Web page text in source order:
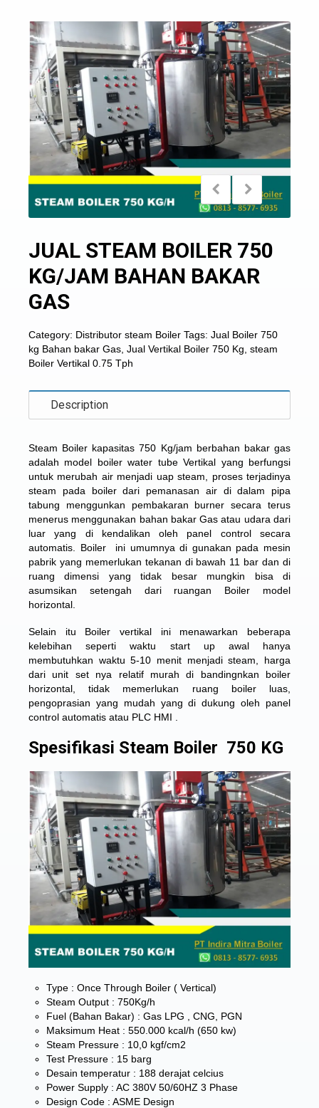
JUAL STEAM BOILER 750
KG/JAM BAHAN BAKAR
GAS
Category: Distributor steam Boiler Tags: Jual Boiler 750
kg Bahan bakar Gas Jual Vertikal Boiler 750 Kg steam
Boiler Vertikal 0.75 Tph
Description
Steam Boiler kapasitas 750 Kg/jam berbahan bakar gas
adalah model boiler water tube Vertikal yang berfungsi
untuk merubah air menjadi uap steam, proses terjadinya
steam pada boiler dari pemanasan air di dalam pipa
tabung menggunkan pembakaran burner secara terus
menerus menggunakan bahan bakar Gas atau udara dari
luar yang di kendalikan oleh panel control secara
automatis. Boiler ini umumnya di gunakan pada mesin
pabrik yang memerlukan tekanan di bawah 11 bar dan di
ruang dimensi yang tidak besar mungkin bisa di
asumsikan setengah dari ruangan Boiler model
horizontal.
Selain itu Boiler vertikal ini menawarkan beberapa
kelebihan seperti waktu start up awal hanya
membutuhkan waktu 5-10 menit menjadi steam, harga
dari unit set nya relatif murah di bandingnkan boiler
horizontal, tidak memerlukan ruang boiler luas,
pengoprasian yang mudah yang di dukung oleh panel
control automatis atau PLC HMI .
Spesifikasi Steam Boiler 750 KG
Type : Once Through Boiler ( Vertical)
Steam Output : 750Kg/h
Fuel (Bahan Bakar) : Gas LPG , CNG, PGN
Maksimum Heat : 550.000 kcal/h (650 kw)
Steam Pressure : 10,0 kgf/cm2
Test Pressure : 15 barg
Desain temperatur : 188 derajat celcius
Power Supply : AC 380V 50/60HZ 3 Phase
Design Code : ASME Design